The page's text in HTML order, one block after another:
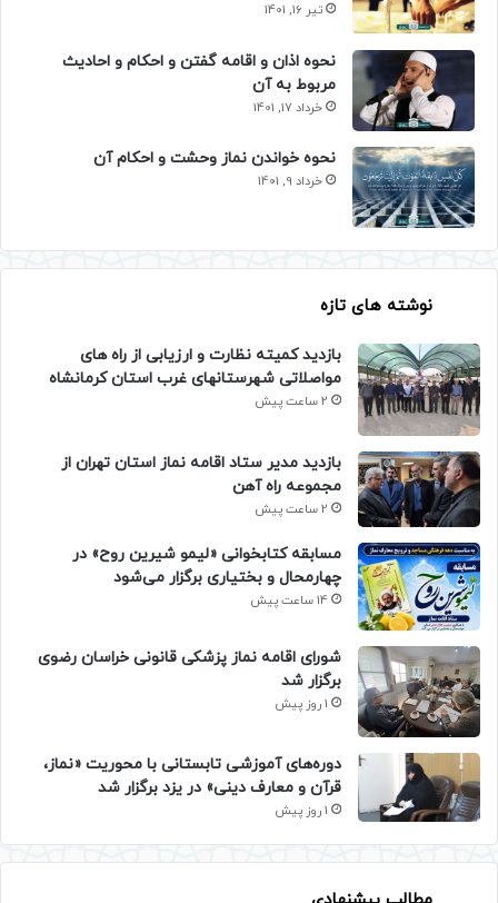
تیر 16, 1401
نحوه اذان و اقامه گفتن و احکام و احادیث
مربوط به آن
خرداد 17, 1401
نحوه خواندن نماز وحشت و احکام آن
خرداد 9, 1401
نوشته های تازه
بازدید کمیته نظارت و ارزیابی از راه های
مواصلاتی شهرستانهای غرب استان کرمانشاه
2 ساعت پیش
بازدید مدیر ستاد اقامه نماز استان تهران از
مجموعه راه آهن
2 ساعت پیش
مسابقه کتابخوانی «لیمو شیرین روح» در
چهارمحال و بختیاری برگزار می‌شود
14 ساعت پیش
شورای اقامه نماز پزشکی قانونی خراسان رضوی
برگزار شد
1 روز پیش
دوره‌های آموزشی تابستانی با محوریت «نماز،
قرآن و معارف دینی» در یزد برگزار شد
1 روز پیش